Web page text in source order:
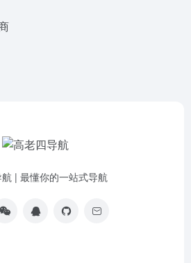
| 最懂你的一站式导航